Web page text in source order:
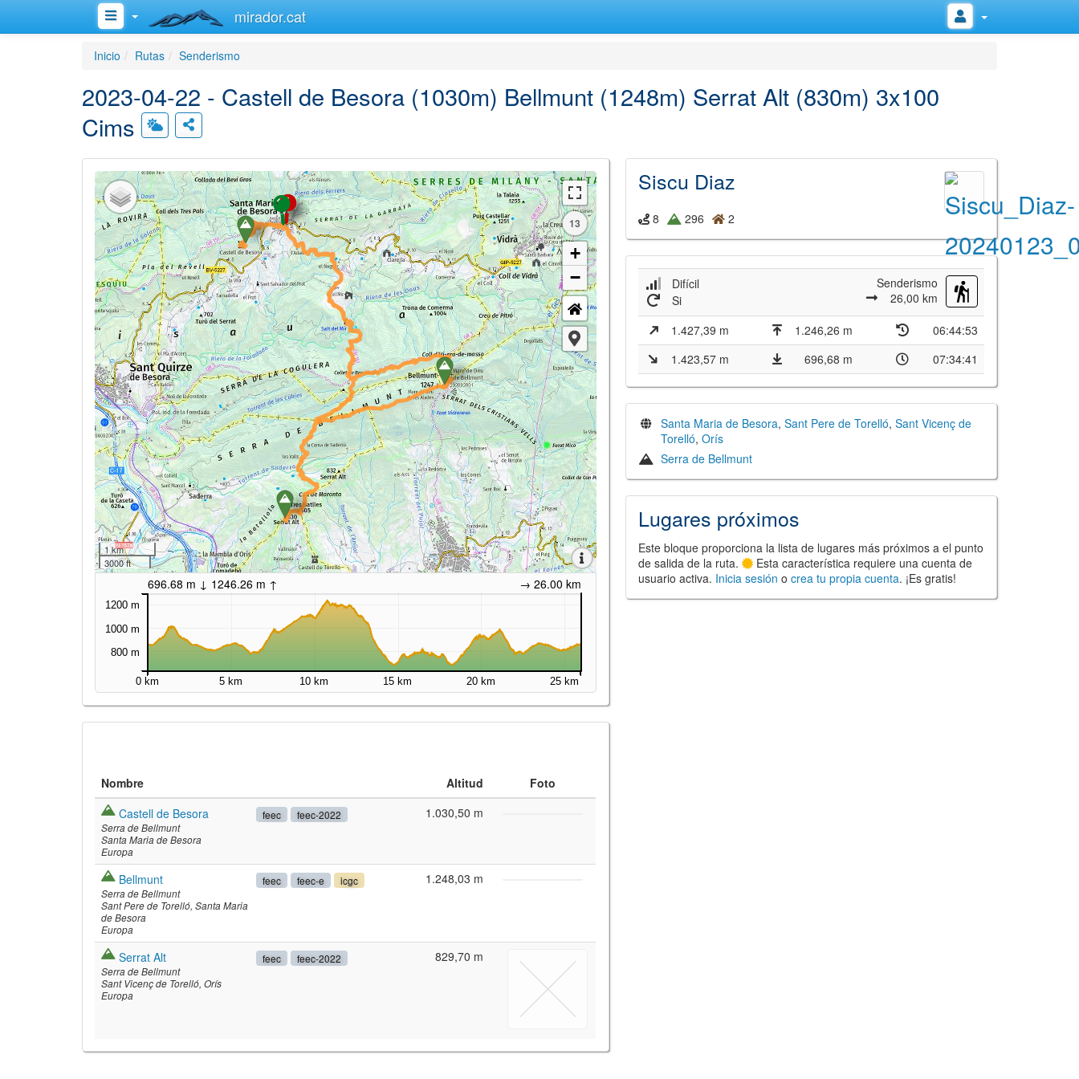
mirador.cat
Inicio Rutas Senderismo
2023-04-22 - Castell de Besora (1030m) Bellmunt (1248m) Serrat Alt (830m) 3x100
Cims
13
+
−
1 km
3000 ft
©OpenStreetMap,OpenTopoMapand its contributors (CC BY-SH 4.0)
Institut Cartogràfic i Geològic de Catalunya (CC BY-SH 4.0
696.68 m ↓ 1246.26 m ↑ → 26.00 km
0 km 5 km 10 km 15 km 20 km 25 km
800 m
1000 m
1200 m
Nombre Altitud
Foto
Castell de Besora
Serra de Bellmunt
Santa Maria de Besora
Europa
feec feec-2022 1.030,50 m
Bellmunt
Serra de Bellmunt
Sant Pere de Torelló Santa Maria
de Besora
Europa
feec feec-e icgc 1.248,03 m
Serrat Alt
Serra de Bellmunt
Sant Vicenç de Torelló Orís
Europa
feec feec-2022 829,70 m
Siscu Diaz
8 296 2
Difícil
Senderismo
26,00 km
Si
1.427,39 m
1.246,26 m
06:44:53
1.423,57 m
696,68 m 07:34:41
Santa Maria de Besora, Sant Pere de Torelló, Sant Vicenç de
Torelló, Orís
Serra de Bellmunt
Lugares próximos
Este bloque proporciona la lista de lugares más próximos a el punto
de salida de la ruta.
Esta característica requiere una cuenta de
usuario activa. Inicia sesión o crea tu propia cuenta. ¡Es gratis!